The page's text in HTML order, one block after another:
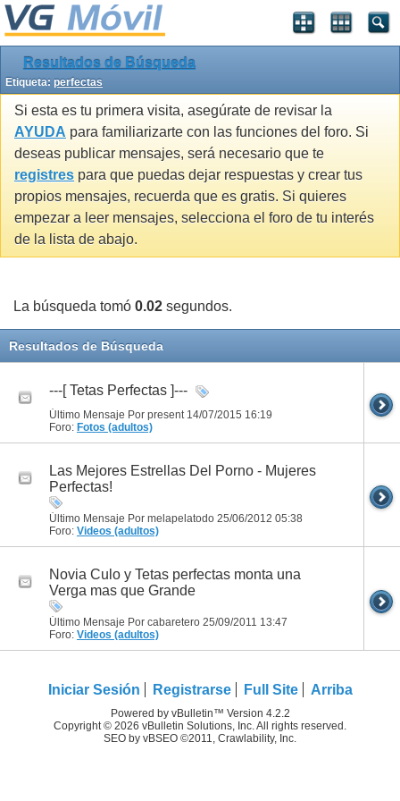
Resultados de Búsqueda
Etiqueta: perfectas
Si esta es tu primera visita, asegúrate de revisar la
AYUDA para familiarizarte con las funciones del foro. Si
deseas publicar mensajes, será necesario que te
registres para que puedas dejar respuestas y crear tus
propios mensajes, recuerda que es gratis. Si quieres
empezar a leer mensajes, selecciona el foro de tu interés
de la lista de abajo.
La búsqueda tomó 0.02 segundos.
Resultados de Búsqueda
---[ Tetas Perfectas ]---
Último Mensaje Por present 14/07/2015 16:19
Foro: Fotos (adultos)
Las Mejores Estrellas Del Porno - Mujeres
Perfectas!
Último Mensaje Por melapelatodo 25/06/2012 05:38
Foro: Videos (adultos)
Novia Culo y Tetas perfectas monta una
Verga mas que Grande
Último Mensaje Por cabaretero 25/09/2011 13:47
Foro: Videos (adultos)
Iniciar Sesión Registrarse Full Site Arriba
Powered by vBulletin™ Version 4.2.2
Copyright © 2026 vBulletin Solutions, Inc. All rights reserved.
SEO by vBSEO ©2011, Crawlability, Inc.